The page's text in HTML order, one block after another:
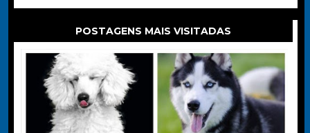
POSTAGENS MAIS VISITADAS